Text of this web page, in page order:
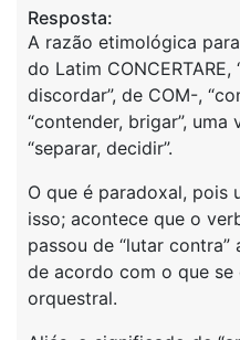
Resposta:
A razão etimológica
do Latim
discordar”, de COM-,
“contender, brigar”, uma
“separar, decidir”.
O que é paradoxal, pois
isso; acontece que o
passou de “lutar contra”
de acordo com o que se
orquestral.